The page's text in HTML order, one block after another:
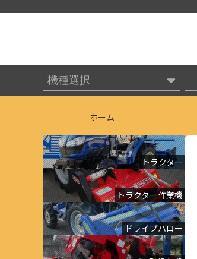
ホーム
トラクター
トラクター作業機
ドライブハロー